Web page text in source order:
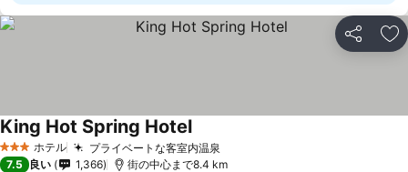
シェア お
3 ホテルのランク
ホテル プライベートな客室内温泉料金を表示
King Hot Spring Hotel料金を表示
7.5 良い 1,366 街の中心まで8.4 km